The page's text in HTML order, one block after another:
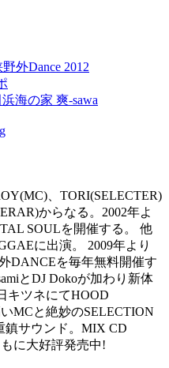
外Dance 2012
海の家 爽-sawa
、TORI(SELECTER)
からなる。2002年よ
SOULを開催する。 他
に出演。 2009年より
DANCEを毎年無料開催す
とDJ Dokoが加わり新体
キツネにてHOOD
MCと絶妙のSELECTION
鎮サウンド。MIX CD
に大好評発売中!